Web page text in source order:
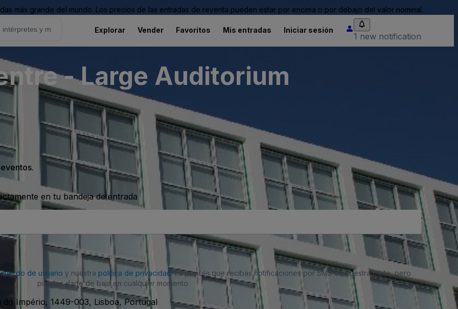
más grande del mundo. Los precios de las entradas de reventa pueden estar por encima o por debajo del valor nominal.
Explorar Vender Favoritos Mis entradas Iniciar sesión
1 new notification
- Large Auditorium
en tu bandeja de entrada
de usuario y nuestra política de privacidad. Es posible que recibas notificaciones por SMS de nuestra parte, pero
puedes darte de baja en cualquier momento.
do Império, 1449-003, Lisboa, Portugal